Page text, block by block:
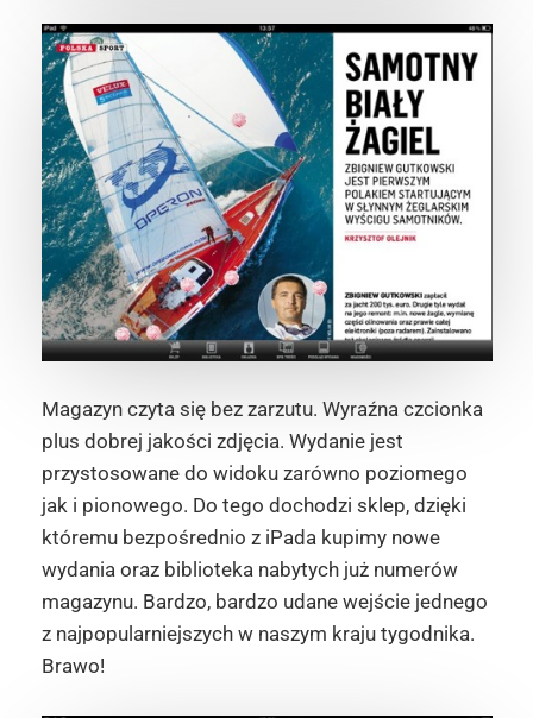
Magazyn czyta się bez zarzutu. Wyraźna czcionka
plus dobrej jakości zdjęcia. Wydanie jest
przystosowane do widoku zarówno poziomego
jak i pionowego. Do tego dochodzi sklep, dzięki
któremu bezpośrednio z iPada kupimy nowe
wydania oraz biblioteka nabytych już numerów
magazynu. Bardzo, bardzo udane wejście jednego
z najpopularniejszych w naszym kraju tygodnika.
Brawo!